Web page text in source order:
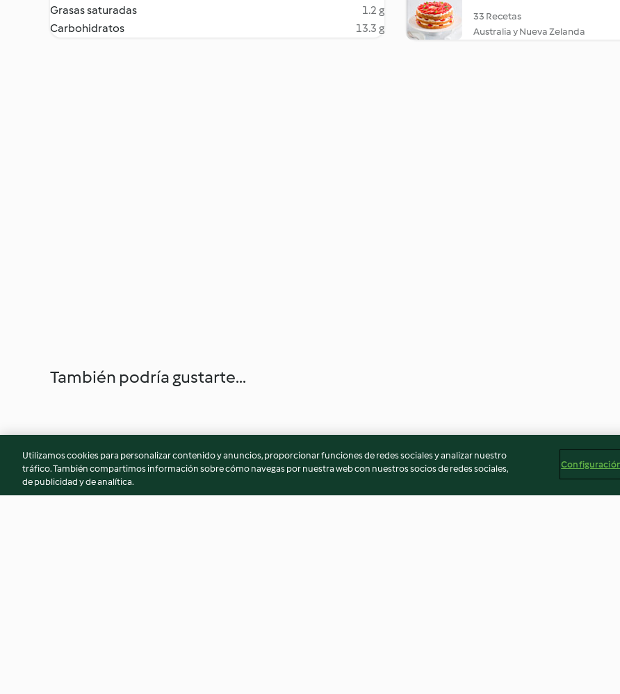
Grasas saturadas
1.2 g
Carbohidratos
13.3 g
33 Recetas
Australia y Nueva Zelanda
También podría gustarte...
Utilizamos cookies para personalizar contenido y anuncios, proporcionar funciones de redes sociales y analizar nuestro
tráfico. También compartimos información sobre cómo navegas por nuestra web con nuestros socios de redes sociales,
de publicidad y de analítica.